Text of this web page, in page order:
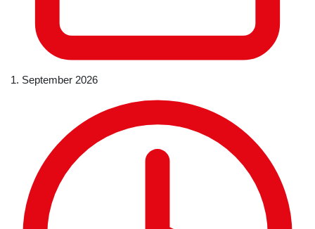
1. September 2026